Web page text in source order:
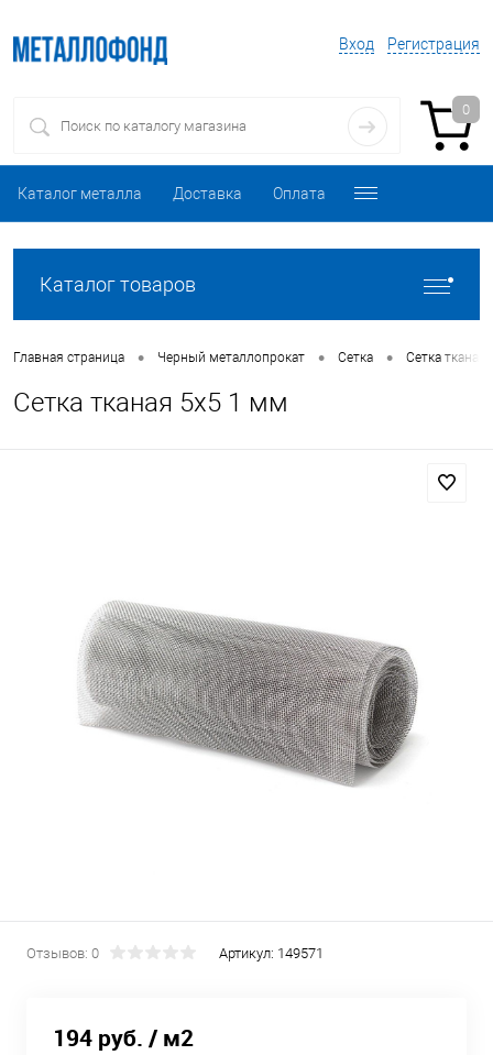
Вход Регистрация
0
Каталог металла Доставка Оплата
Каталог товаров
Главная страница • Черный металлопрокат • Сетка • Сетка тканая
Сетка тканая 5х5 1 мм
Отзывов: 0 Артикул: 149571
194 руб. / м2